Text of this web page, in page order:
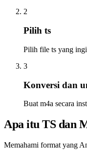
2
Pilih ts
Pilih file ts yang
3
Konversi dan
Buat m4a secara
Apa itu TS dan
Memahami format yang